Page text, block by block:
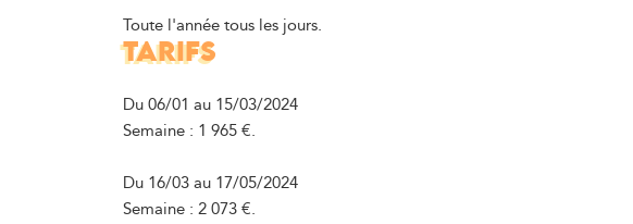
Toute l'année tous les jours.
TARIFS
Du 06/01 au 15/03/2024
Semaine : 1 965 €.
Du 16/03 au 17/05/2024
Semaine : 2 073 €.